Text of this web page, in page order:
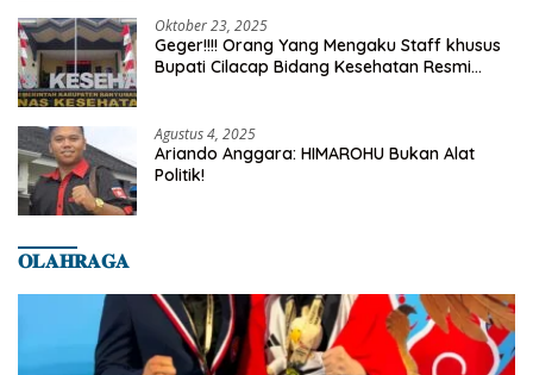
Oktober 23, 2025
Geger!!!! Orang Yang Mengaku Staff khusus
Bupati Cilacap Bidang Kesehatan Resmi
Agustus 4, 2025
Ariando Anggara: HIMAROHU Bukan Alat
Politik!
𝐎𝐋𝐀𝐇𝐑𝐀𝐆𝐀